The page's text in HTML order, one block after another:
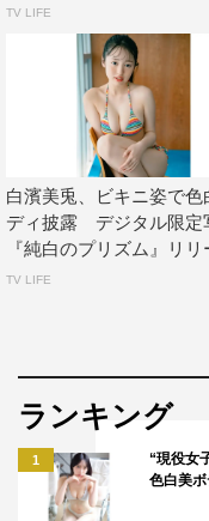
TV LIFE
白濱美兎、ビキニ姿で色
ディ披露 デジタル限定
『純白のプリズム』リリ
TV LIFE
ランキング
1
“現役女
色白美